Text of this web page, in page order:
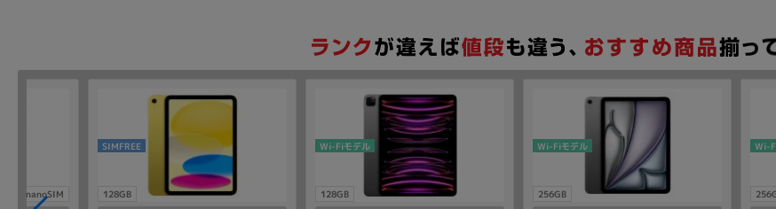
nanoSIM 128GB
SIMFREE
128GB
Wi-Fiモデル
256GB
Wi-Fiモデル Wi-